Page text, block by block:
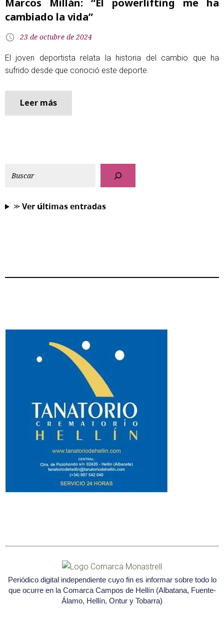
Marcos Millán: “El powerlifting me ha
cambiado la vida”
23 de octubre de 2024
El joven deportista relata la historia del cambio que ha
sufrido desde que conoció este deporte.
Leer más
⪼ 𝗩𝗲𝗿 𝘂́𝗹𝘁𝗶𝗺𝗮𝘀 𝗲𝗻𝘁𝗿𝗮𝗱𝗮𝘀
Periódico digital independiente cuyo fin es informar sobre todo lo
que ocurre en la Comarca Campos de Hellín (Albatana, Fuente-
Álamo, Hellín, Ontur y Tobarra)